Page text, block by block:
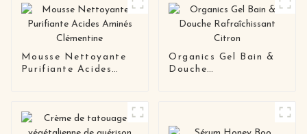
Mousse Nettoyante
Purifiante Acides
Organics Gel Bain &
Douche